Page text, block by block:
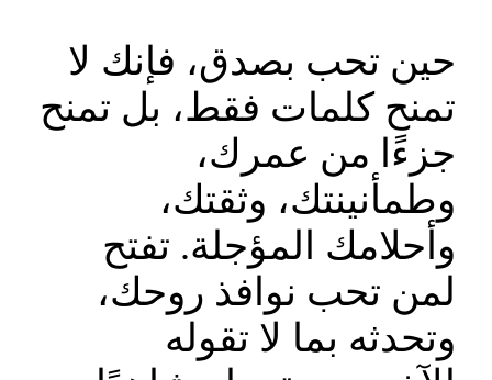
حين تحب بصدق، فإنك لا
تمنح كلمات فقط، بل تمنح
جزءًا من عمرك،
وطمأنينتك، وثقتك،
وأحلامك المؤجلة. تفتح
لمن تحب نوافذ روحك،
وتحدثه بما لا تقوله